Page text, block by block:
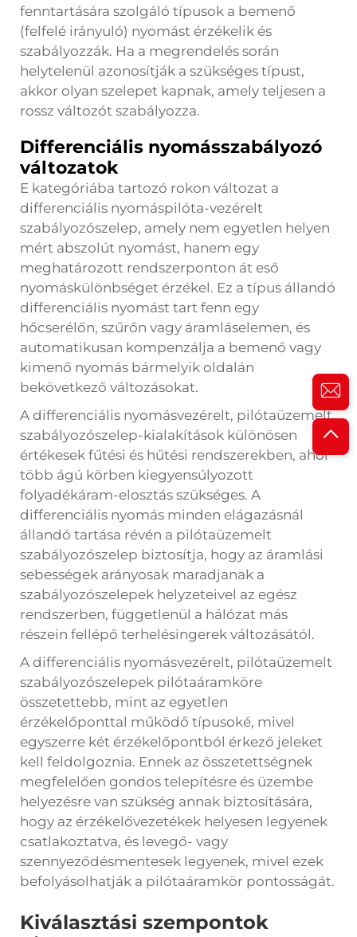
fenntartására szolgáló típusok a bemenő
(felfelé irányuló) nyomást érzékelik és
szabályozzák. Ha a megrendelés során
helytelenül azonosítják a szükséges típust,
akkor olyan szelepet kapnak, amely teljesen a
rossz változót szabályozza.
Differenciális nyomásszabályozó
változatok
E kategóriába tartozó rokon változat a
differenciális nyomáspilóta-vezérelt
szabályozószelep, amely nem egyetlen helyen
mért abszolút nyomást, hanem egy
meghatározott rendszerponton át eső
nyomáskülönbséget érzékel. Ez a típus állandó
differenciális nyomást tart fenn egy
hőcserélőn, szűrőn vagy áramláselemen, és
automatikusan kompenzálja a bemenő vagy
kimenő nyomás bármelyik oldalán
bekövetkező változásokat.
A differenciális nyomásvezérelt, pilótaüzemelt
szabályozószelep-kialakítások különösen
értékesek fűtési és hűtési rendszerekben, ahol
több ágú körben kiegyensúlyozott
folyadékáram-elosztás szükséges. A
differenciális nyomás minden elágazásnál
állandó tartása révén a pilótaüzemelt
szabályozószelep biztosítja, hogy az áramlási
sebességek arányosak maradjanak a
szabályozószelepek helyzeteivel az egész
rendszerben, függetlenül a hálózat más
részein fellépő terhelésingerek változásától.
A differenciális nyomásvezérelt, pilótaüzemelt
szabályozószelepek pilótaáramköre
összetettebb, mint az egyetlen
érzékelőponttal működő típusoké, mivel
egyszerre két érzékelőpontból érkező jeleket
kell feldolgoznia. Ennek az összetettségnek
megfelelően gondos telepítésre és üzembe
helyezésre van szükség annak biztosítására,
hogy az érzékelővezetékek helyesen legyenek
csatlakoztatva, és levegő- vagy
szennyeződésmentesek legyenek, mivel ezek
befolyásolhatják a pilótaáramkör pontosságát.
Kiválasztási szempontok